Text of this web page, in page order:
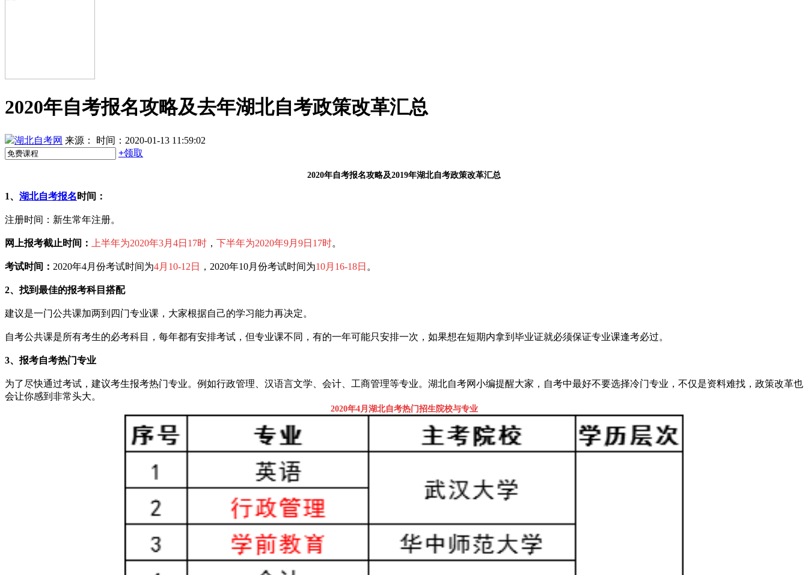
2020年自考报名攻略及去年湖北自考政策改革汇总
湖北自考网 来源：
时间：2020-01-13 11:59:02
+领取
2020年自考报名攻略及2019年湖北自考政策改革汇总
1、 湖北自考报名 时间：
注册时间：新生常年注册。
网上报考截止时间： 上半年为2020年3月4日17时 ， 下半年为2020年9月9日17时。
考试时间： 2020年4月份考试时间为4月10-12日 ，2020年10月份考试时间为10月 16-18日 。
2、找到最佳的报考科目搭配
建议是一门公共课加两到四门专业课，大家根据自己的学习能力再决定。
自考公共课是所有考生的必考科目，每年都有安排考试，但专业课不同，有的一年可能只安排一次，如果想在短期内拿到毕业证就必须保证专业课逢考必过。
3、报考自考热门专业
为了尽快通过考试，建议考生报考热门专业。例如行政管理、汉语言文学、会计、工商管理等专业。湖北自考网小编提醒大家，自考中最好不要选择冷门专业，不仅是资料难找，政策改革也
会让你感到非常头大。
2020年4月湖北自考热门招生院校与专业